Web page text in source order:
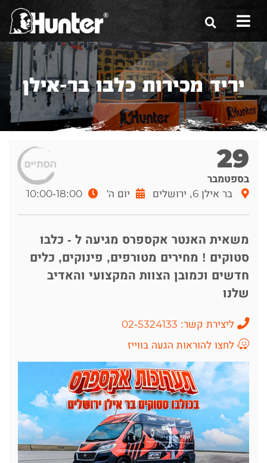
הסיפור שלנו
הכלים שלנו
תערוכות
מגזין
שירות ואחריות
יריד מכירות כלבו בר-אילן
29
בספטמבר
בר אילן 6, ירושלים יום ה' 10:00-18:00
משאית האנטר אקספרס מגיעה ל - כלבו
סטוקים ! מחירים מטורפים, פינוקים, כלים
חדשים וכמובן הצוות המקצועי והאדיב
שלנו
ליצירת קשר: 02-5324133
לחצו להוראות הגעה בווייז